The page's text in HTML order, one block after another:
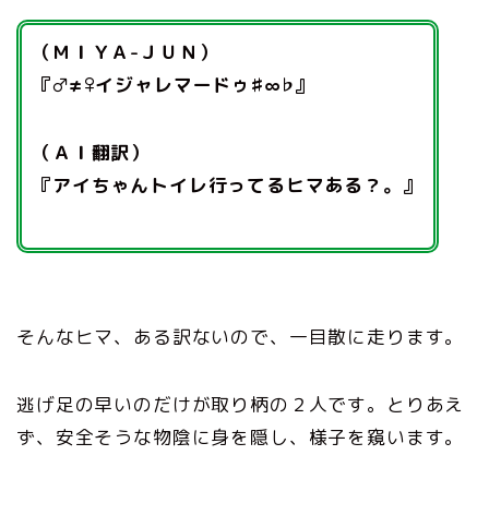
（ＭＩＹＡ-ＪＵＮ）
『♂≠♀イジャレマードゥ♯∞♭』
（ＡＩ翻訳）
『アイちゃんトイレ行ってるヒマある？。』
そんなヒマ、ある訳ないので、一目散に走ります。
逃げ足の早いのだけが取り柄の２人です。とりあえ
ず、安全そうな物陰に身を隠し、様子を窺います。